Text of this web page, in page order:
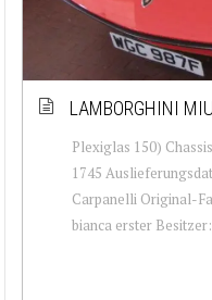
LAMBORGHINI
Plexiglas 150)
1745
Carpanelli Original-
bianca erster